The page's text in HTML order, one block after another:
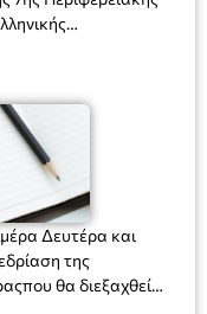
Λ.Σ. κ. Ιωάννη
Δευτέρα και
της
θα διεξαχθεί
31 στην αίθουσα